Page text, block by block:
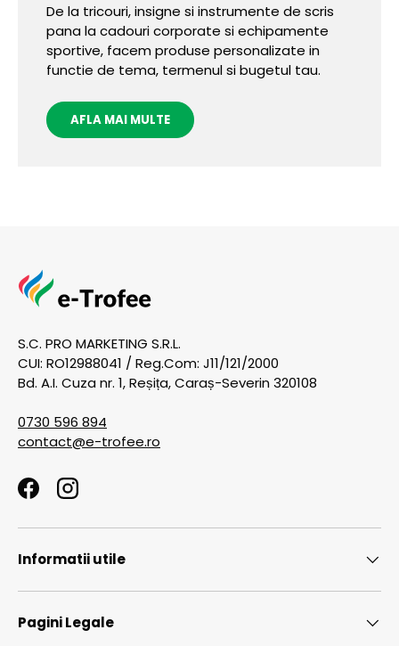
De la tricouri, insigne si instrumente de scris
pana la cadouri corporate si echipamente
sportive, facem produse personalizate in
functie de tema, termenul si bugetul tau.
AFLA MAI MULTE
S.C. PRO MARKETING S.R.L.
CUI: RO12988041 / Reg.Com: J11/121/2000
Bd. A.I. Cuza nr. 1, Reșița, Caraș-Severin 320108
0730 596 894
contact@e-trofee.ro
FacebookInstagram
Informatii utile
Pagini Legale